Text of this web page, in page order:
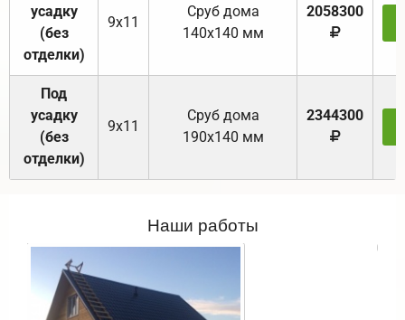
усадку
(без
отделки)
9х11
Cруб дома
140х140 мм
2058300
Под
усадку
(без
отделки)
9х11
Cруб дома
190х140 мм
2344300
Наши работы